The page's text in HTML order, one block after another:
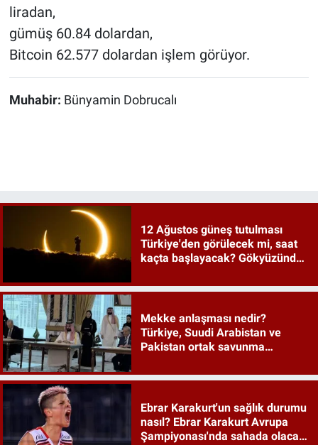
liradan,
gümüş 60.84 dolardan,
Bitcoin 62.577 dolardan işlem görüyor.
Muhabir: Bünyamin Dobrucalı
12 Ağustos güneş tutulması
Türkiye'den görülecek mi, saat
kaçta başlayacak? Gökyüzünde
Mekke anlaşması nedir?
Türkiye, Suudi Arabistan ve
Pakistan ortak savunma
Ebrar Karakurt'un sağlık durumu
nasıl? Ebrar Karakurt Avrupa
Şampiyonası'nda sahada olacak